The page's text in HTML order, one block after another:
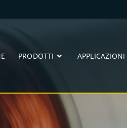
PRODOTTI APPLICAZIONI